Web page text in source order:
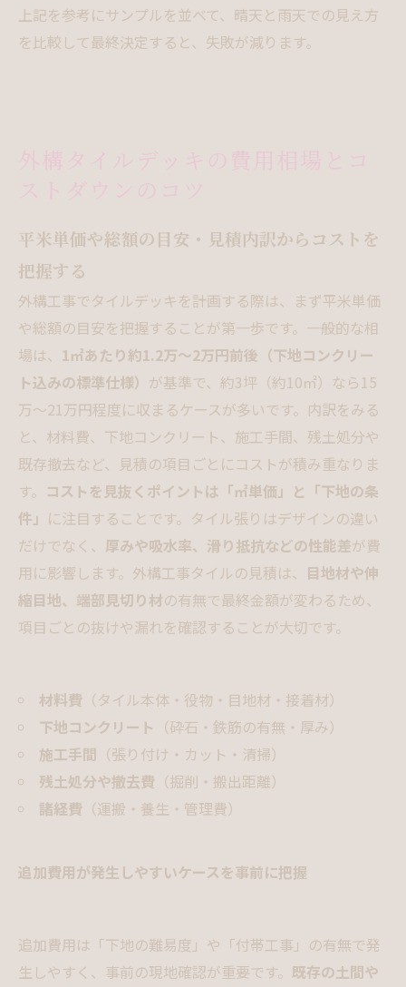
上記を参考にサンプルを並べて、晴天と雨天での見え方
を比較して最終決定すると、失敗が減ります。
平米単価や総額の目安・見積内訳からコストを
把握する
外構工事でタイルデッキを計画する際は、まず平米単価
や総額の目安を把握することが第一歩です。一般的な相
場は、 1㎡あたり約1.2万～2万円前後（下地コンクリー
ト込みの標準仕様） が基準で、約3坪（約10㎡）なら15
万～21万円程度に収まるケースが多いです。内訳をみる
と、材料費、下地コンクリート、施工手間、残土処分や
既存撤去など、見積の項目ごとにコストが積み重なりま
す。 コストを見抜くポイントは「㎡単価」と「下地の条
件」 に注目することです。タイル張りはデザインの違い
だけでなく、 厚みや吸水率、滑り抵抗などの性能差が費
用に影響します。外構工事タイルの見積は、 目地材や伸
縮目地、端部見切り材の有無で最終金額が変わるため、
項目ごとの抜けや漏れを確認することが大切です。
材料費 （タイル本体・役物・目地材・接着材）
下地コンクリート （砕石・鉄筋の有無・厚み）
施工手間 （張り付け・カット・清掃）
残土処分や撤去費 （掘削・搬出距離）
諸経費 （運搬・養生・管理費）
追加費用が発生しやすいケースを事前に把握
追加費用は「下地の難易度」や「付帯工事」の有無で発
生しやすく、事前の現地確認が重要です。 既存の土間や